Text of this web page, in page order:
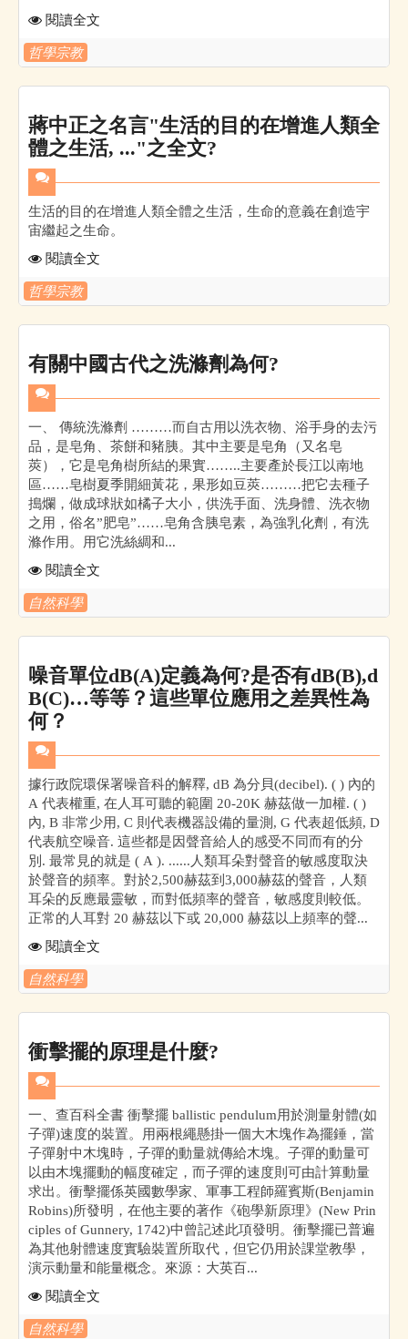
閱讀全文
哲學宗教
蔣中正之名言"生活的目的在增進人類全
體之生活, ..."之全文?
生活的目的在增進人類全體之生活，生命的意義在創造宇
宙繼起之生命。
閱讀全文
哲學宗教
有關中國古代之洗滌劑為何?
一、 傳統洗滌劑 ………而自古用以洗衣物、浴手身的去污
品，是皂角、茶餅和豬胰。其中主要是皂角（又名皂
莢），它是皂角樹所結的果實……..主要產於長江以南地
區……皂樹夏季開細黃花，果形如豆莢………把它去種子
搗爛，做成球狀如橘子大小，供洗手面、洗身體、洗衣物
之用，俗名”肥皂”……皂角含胰皂素，為強乳化劑，有洗
滌作用。用它洗絲綢和...
閱讀全文
自然科學
噪音單位dB(A)定義為何?是否有dB(B),d
B(C)…等等？這些單位應用之差異性為
何？
據行政院環保署噪音科的解釋, dB 為分貝(decibel). ( ) 內的
A 代表權重, 在人耳可聽的範圍 20-20K 赫茲做一加權. ( )
內, B 非常少用, C 則代表機器設備的量測, G 代表超低頻, D
代表航空噪音. 這些都是因聲音給人的感受不同而有的分
別. 最常見的就是 ( A ). ......人類耳朵對聲音的敏感度取決
於聲音的頻率。對於2,500赫茲到3,000赫茲的聲音，人類
耳朵的反應最靈敏，而對低頻率的聲音，敏感度則較低。
正常的人耳對 20 赫茲以下或 20,000 赫茲以上頻率的聲...
閱讀全文
自然科學
衝擊擺的原理是什麼?
一、查百科全書 衝擊擺 ballistic pendulum用於測量射體(如
子彈)速度的裝置。用兩根繩懸掛一個大木塊作為擺錘，當
子彈射中木塊時，子彈的動量就傳給木塊。子彈的動量可
以由木塊擺動的幅度確定，而子彈的速度則可由計算動量
求出。衝擊擺係英國數學家、軍事工程師羅賓斯(Benjamin
Robins)所發明，在他主要的著作《砲學新原理》(New Prin
ciples of Gunnery, 1742)中曾記述此項發明。衝擊擺已普遍
為其他射體速度實驗裝置所取代，但它仍用於課堂教學，
演示動量和能量概念。來源：大英百...
閱讀全文
自然科學